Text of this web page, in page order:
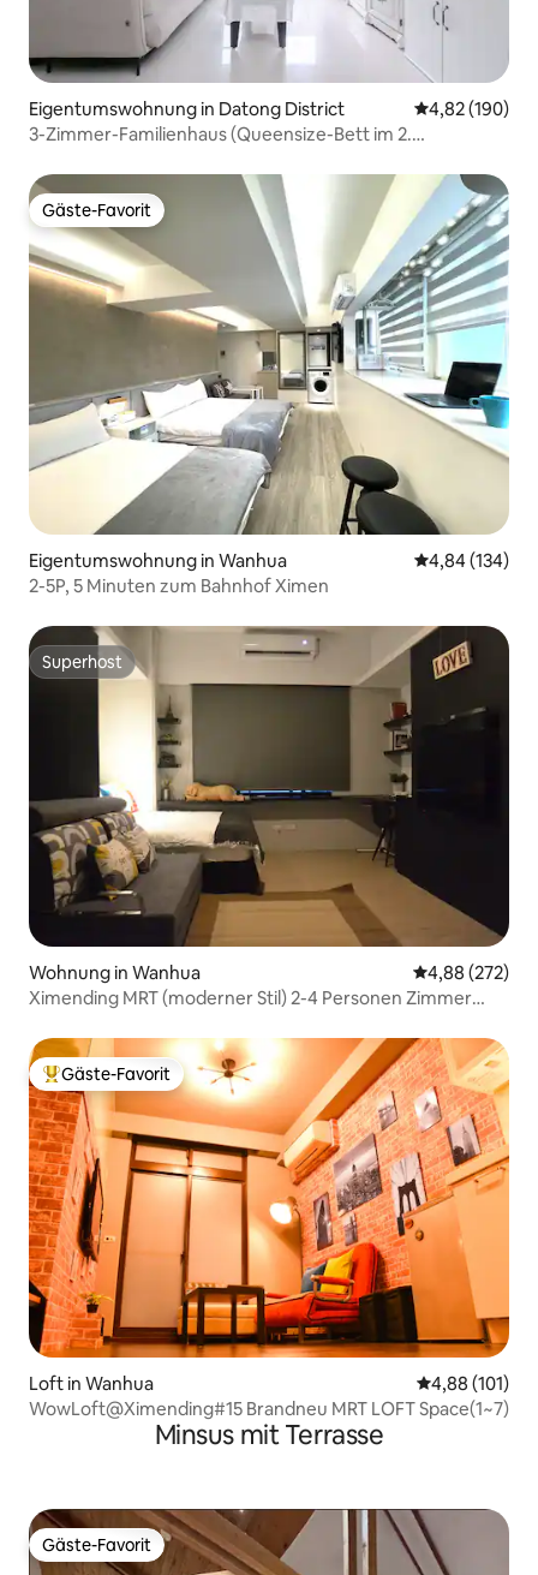
Eigentumswohnung in Datong District
4,82 (190)
3-Zimmer-Familienhaus (Queensize-Bett im 2.
Gäste-Favorit
Gäste-Favorit
Eigentumswohnung in Wanhua
4,84 (134)
2-5P, 5 Minuten zum Bahnhof Ximen
Superhost
Superhost
Wohnung in Wanhua
4,88 (272)
Ximending MRT (moderner Stil) 2-4 Personen Zimmer
Tür ~ in der Nähe des Taipei-Stations
Beliebter Gäste-Favorit.
Gäste-Favorit
Loft in Wanhua
4,88 (101)
WowLoft@Ximending#15 Brandneu MRT LOFT Space(1~7)
Minsus mit Terrasse
Gäste-Favorit
Gäste-Favorit